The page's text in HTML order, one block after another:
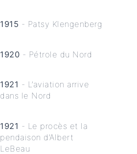
1915 - Patsy Klengenberg
1920 - Pétrole du Nord
1921 - L’aviation arrive
dans le Nord
1921 - Le procès et la
pendaison d’Albert
LeBeau